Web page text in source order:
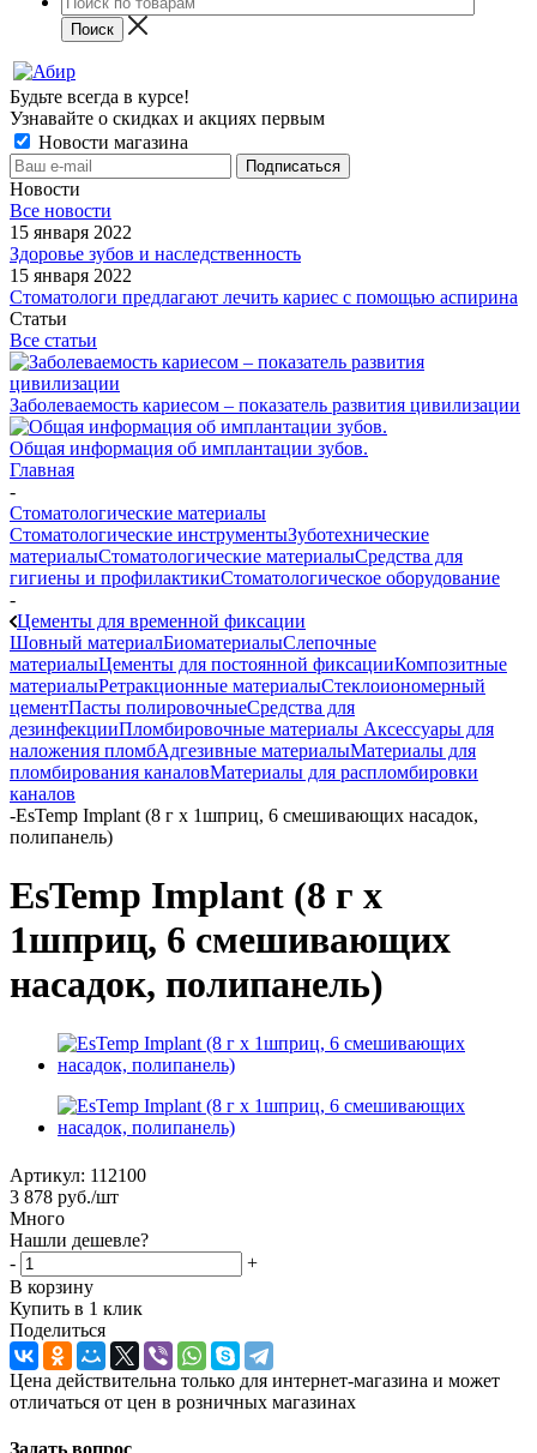
Будьте всегда в курсе!
Узнавайте о скидках и акциях первым
Новости магазина
Новости
Все новости
15 января 2022
Здоровье зубов и наследственность
15 января 2022
Стоматологи предлагают лечить кариес с помощью аспирина
Статьи
Все статьи
Заболеваемость кариесом – показатель развития цивилизации
Общая информация об имплантации зубов.
Главная
-
Стоматологические материалы
Стоматологические инструментыЗуботехнические
материалыСтоматологические материалыСредства для
гигиены и профилактикиСтоматологическое оборудование
-
Цементы для временной фиксации
Шовный материалБиоматериалыСлепочные
материалыЦементы для постоянной фиксацииКомпозитные
материалыРетракционные материалыСтеклоиономерный
цементПасты полировочныеСредства для
дезинфекцииПломбировочные материалы Аксессуары для
наложения пломбАдгезивные материалыМатериалы для
пломбирования каналовМатериалы для распломбировки
каналов
-EsTemp Implant (8 г х 1шприц, 6 смешивающих насадок,
полипанель)
EsTemp Implant (8 г х
1шприц, 6 смешивающих
насадок, полипанель)
Артикул: 112100
3 878 руб./шт
Много
Нашли дешевле?
-
+
В корзину
Купить в 1 клик
Поделиться
Цена действительна только для интернет-магазина и может
отличаться от цен в розничных магазинах